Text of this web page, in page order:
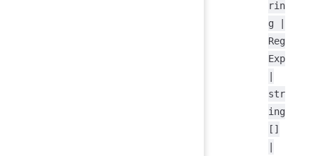
rin
g |
Reg
Exp
str
ing
[]